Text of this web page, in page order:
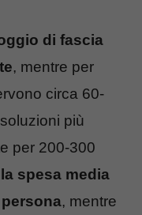
di fascia
, mentre per
circa 60-
più
per 200-300
la spesa media
, mentre